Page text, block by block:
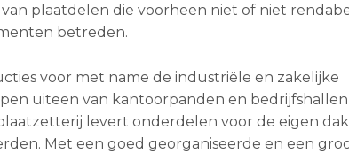
plaatdelen die voorheen niet of niet
betreden.
voor met name de industriële en zakelijke
uiteen van kantoorpanden en bedrijfshallen
levert onderdelen voor de eigen
Met een goed georganiseerde en een